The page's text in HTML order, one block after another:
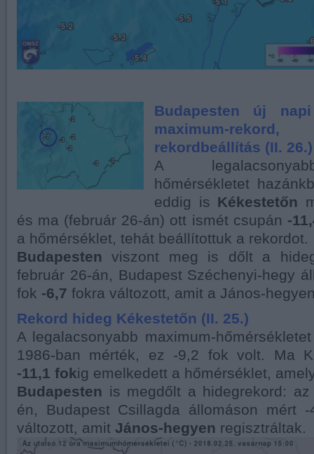
Budapesten új napi
maximum-
rekordbeállítás (II. 26.)
A
hőmérsékletet
eddig is Kékestetőn
és ma (február 26-án) ott ismét csupán -
a hőmérséklet, tehát beállítottuk a rekordot.
Budapesten viszont meg is dőlt a
február 26-án, Budapest Széchenyi-hegy
fok -6,7 fokra változott, amit a János-
Rekord hideg Kékestetőn (II. 25.)
A legalacsonyabb maximum-
1986-ban mérték, ez -9,2 fok volt. Ma
-11,1 fokig emelkedett a hőmérséklet,
Budapesten is megdőlt a hidegrekord:
én, Budapest Csillagda állomáson mért
változott, amit János-hegyen regisztráltak.